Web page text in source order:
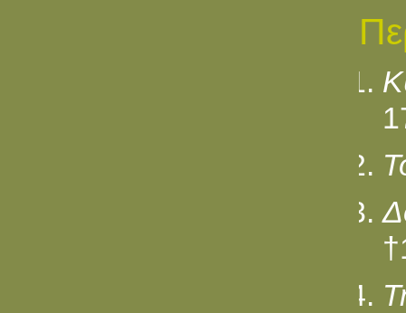
†